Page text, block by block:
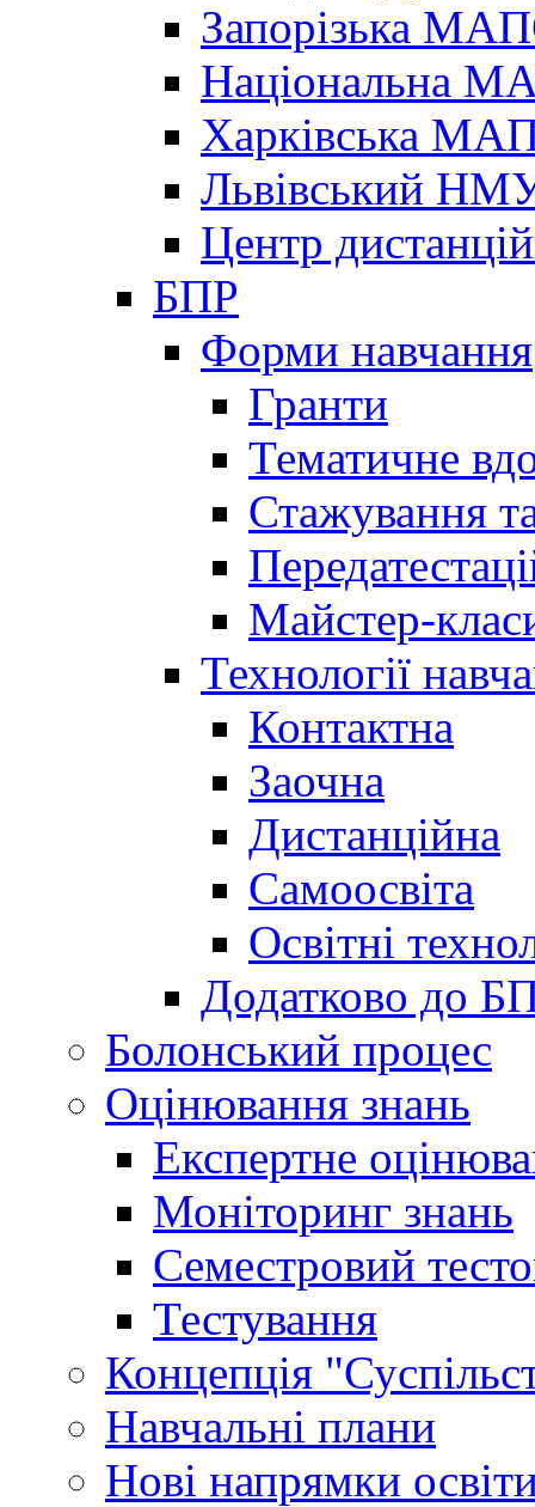
Запорізька
Національна
Харківська
Львівський
Центр
БПР
Форми навчання
Гранти
Тематичне
Стажування
Майстер-
Технології
Контактна
Заочна
Дистанційна
Самоосвіта
Освітні
Додатково до
Болонський процес
Оцінювання знань
Експертне
Моніторинг знань
Семестровий
Тестування
Концепція
Навчальні плани
Нові напрямки